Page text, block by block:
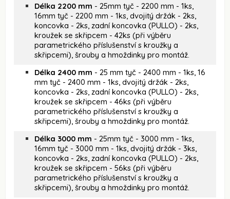
Délka 2200 mm - 25mm tyč - 2200 mm - 1ks,
16mm tyč - 2200 mm - 1ks, dvojitý držák - 2ks,
koncovka - 2ks, zadní koncovka (PULLO) - 2ks,
kroužek se skřipcem - 42ks (při výběru
parametrického příslušenství s kroužky a
skřipcemi), šrouby a hmoždinky pro montáž.
Délka 2400 mm - 25 mm tyč - 2400 mm - 1ks, 16
mm tyč - 2400 mm - 1ks, dvojitý držák - 2ks,
koncovka - 2ks, zadní koncovka (PULLO) - 2ks,
kroužek se skřipcem - 46ks (při výběru
parametrického příslušenství s kroužky a
skřipcemi), šrouby a hmoždinky pro montáž.
Délka 3000 mm - 25mm tyč - 3000 mm - 1ks,
16mm tyč - 3000 mm - 1ks, dvojitý držák - 3ks,
koncovka - 2ks, zadní koncovka (PULLO) - 2ks,
kroužek se skřipcem - 56ks (při výběru
parametrického příslušenství s kroužky a
skřipcemi), šrouby a hmoždinky pro montáž.